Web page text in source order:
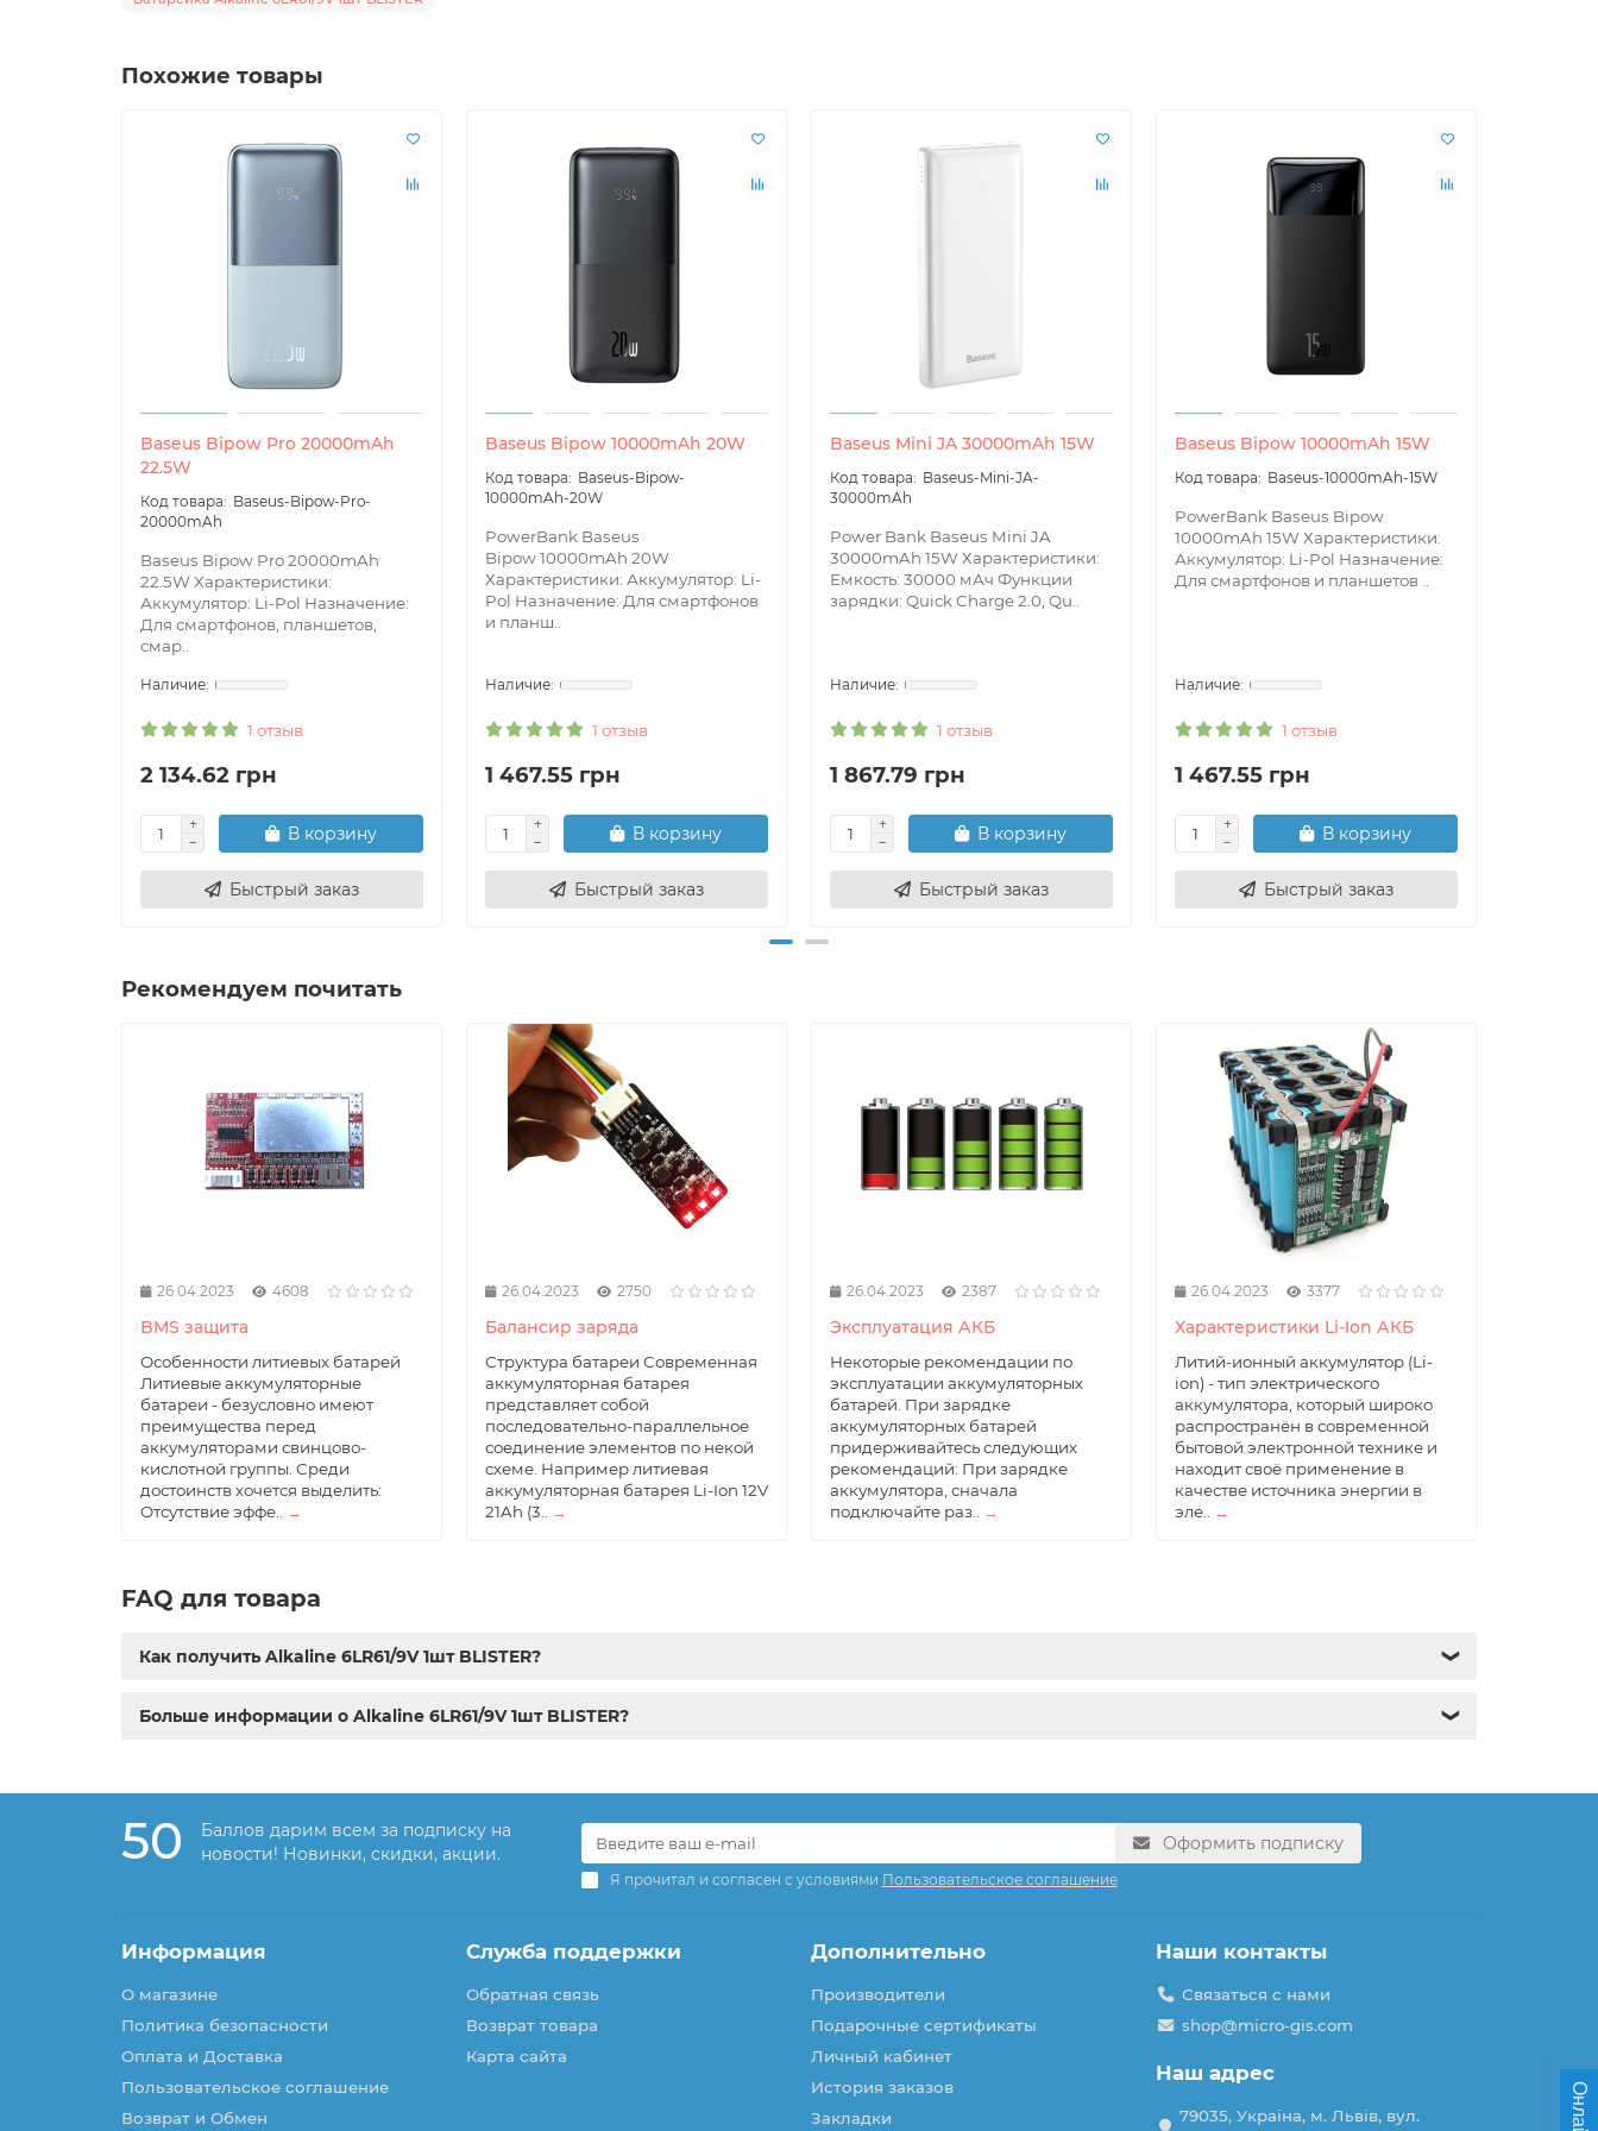
Похожие товары
Baseus Bipow Pro 20000mAh
22.5W
Baseus-Bipow-Pro-
20000mAh
Baseus Bipow Pro 20000mAh
22.5W Характеристики:
Аккумулятор: Li-Pol Назначение:
Для смартфонов, планшетов,
смар..
1 отзыв
2 134.62 грн
В корзину
Быстрый заказ
Baseus Bipow 10000mAh 20W
Baseus-Bipow-
10000mAh-20W
PowerBank Baseus
Bipow 10000mAh 20W
Характеристики: Аккумулятор: Li-
Pol Назначение: Для смартфонов
и планш..
1 отзыв
1 467.55 грн
В корзину
Быстрый заказ
Baseus Mini JA 30000mAh 15W
Baseus-Mini-JA-
30000mAh
Power Bank Baseus Mini JA
30000mAh 15W Характеристики:
Емкость: 30000 мАч Функции
зарядки: Quick Charge 2.0, Qu..
1 отзыв
1 867.79 грн
В корзину
Быстрый заказ
Baseus Bipow 10000mAh 15W
Baseus-10000mAh-15W
PowerBank Baseus Bipow
10000mAh 15W Характеристики:
Аккумулятор: Li-Pol Назначение:
Для смартфонов и планшетов ..
1 отзыв
1 467.55 грн
В корзину
Быстрый заказ
Рекомендуем почитать
26.04.2023 4608
BMS защита
Особенности литиевых батарей
Литиевые аккумуляторные
батареи - безусловно имеют
преимущества перед
аккумуляторами свинцово-
кислотной группы. Среди
достоинств хочется выделить:
Отсутствие эффе..
→
26.04.2023 2750
Балансир заряда
Структура батареи Современная
аккумуляторная батарея
представляет собой
последовательно-параллельное
соединение элементов по некой
схеме. Например литиевая
аккумуляторная батарея Li-Ion 12V
21Ah (3..
→
26.04.2023 2387
Эксплуатация АКБ
Некоторые рекомендации по
эксплуатации аккумуляторных
батарей. При зарядке
аккумуляторных батарей
придерживайтесь следующих
рекомендаций: При зарядке
аккумулятора, сначала
подключайте раз..
→
26.04.2023 3377
Характеристики Li-Ion АКБ
Литий-ионный аккумулятор (Li-
ion) - тип электрического
аккумулятора, который широко
распространён в современной
бытовой электронной технике и
находит своё применение в
качестве источника энергии в
эле..
→
FAQ для товара
Как получить Alkaline 6LR61/9V 1шт BLISTER? ❯
Больше информации о Alkaline 6LR61/9V 1шт BLISTER? ❯
50
Баллов дарим всем за подписку на
новости! Новинки, скидки, акции.
Оформить подписку
Я прочитал и согласен с условиями Пользовательское соглашение
Информация
О магазине
Политика безопасности
Оплата и Доставка
Пользовательское соглашение
Возврат и Обмен
Служба поддержки
Обратная связь
Возврат товара
Карта сайта
Дополнительно
Производители
Подарочные сертификаты
Личный кабинет
История заказов
Закладки
Наши контакты
Связаться с нами
shop@micro-gis.com
Наш адрес
79035, Україна, м. Львів, вул.